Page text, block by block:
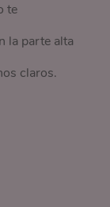
te
la parte alta
claros.